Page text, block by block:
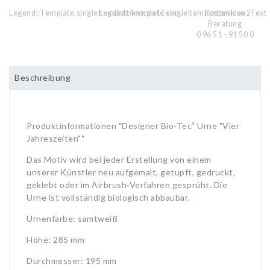
Legend::Template.singleItemBottomIcon1TextLegend::Template.singleItemBottomIcon2Text
Kostenlose
Beratung
0 96 51 - 91 50 0
Beschreibung
Produktinformationen "Designer Bio-Tec³ Urne "Vier
Jahreszeiten""
Das Motiv wird bei jeder Erstellung von einem
unserer Künstler neu aufgemalt, getupft, gedruckt,
geklebt oder im Airbrush-Verfahren gesprüht. Die
Urne ist vollständig biologisch abbaubar.
Urnenfarbe: samtweiß
Höhe: 285 mm
Durchmesser: 195 mm